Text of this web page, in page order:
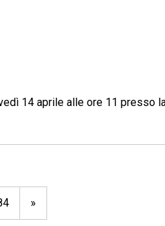
14 aprile alle ore 11 presso
»